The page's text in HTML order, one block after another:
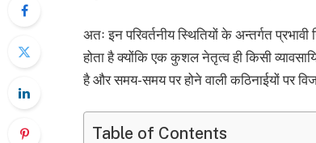
अतः इन परिवर्तनीय स्थितियों के अन्तर्गत
होता है क्योंकि एक कुशल नेतृत्व ही किसी
है और समय-समय पर होने वाली कठिनाईयों पर
Table of Contents